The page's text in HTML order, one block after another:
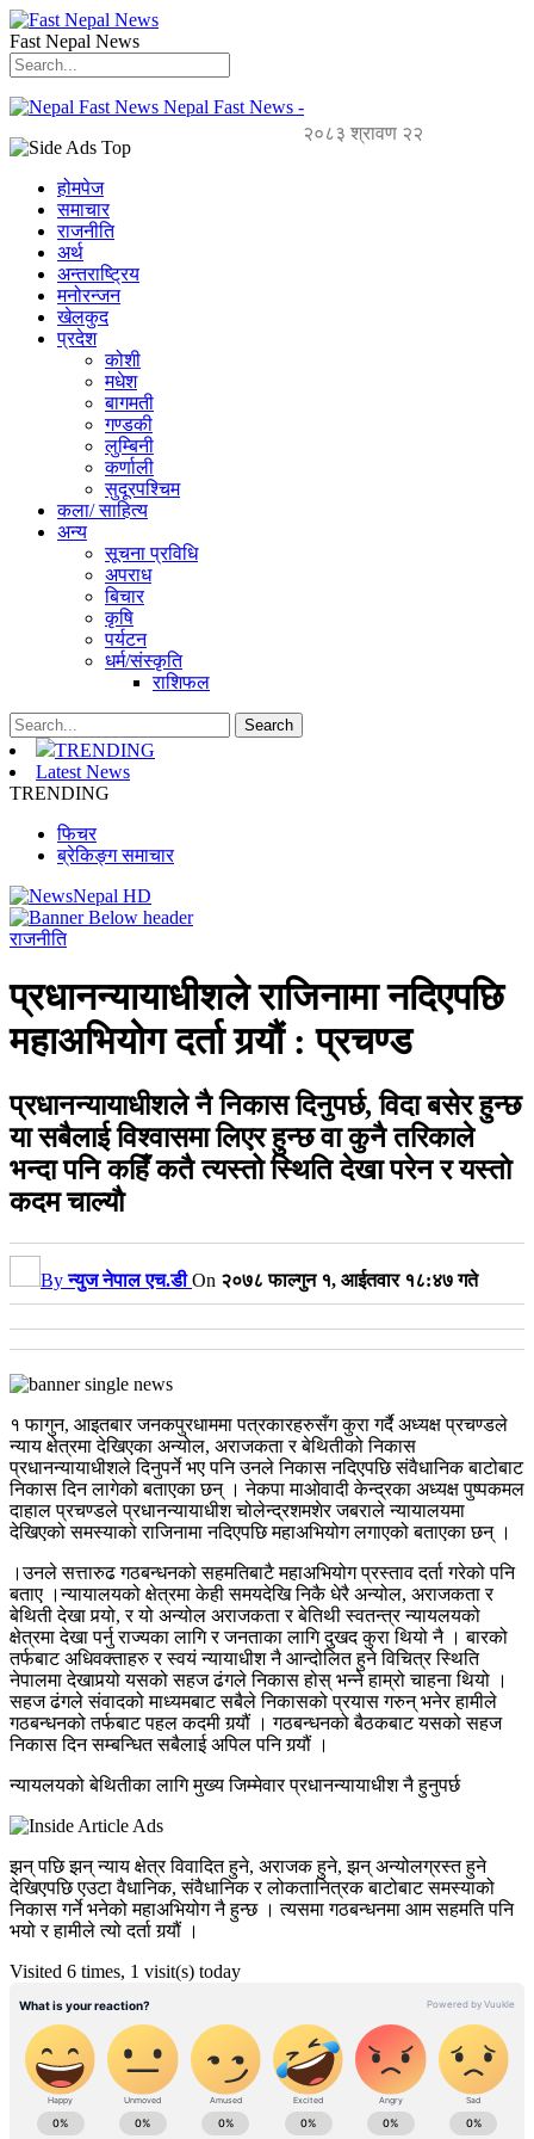
Fast Nepal News
Nepal Fast News -
२०८३ श्रावण २२
होमपेज
समाचार
राजनीति
अर्थ
अन्तराष्ट्रिय
मनोरन्जन
खेलकुद
प्रदेश
कोशी
मधेश
बागमती
गण्डकी
लुम्बिनी
कर्णाली
सुदूरपश्चिम
कला/ साहित्य
अन्य
सूचना प्रविधि
अपराध
बिचार
कृषि
पर्यटन
धर्म/संस्कृति
राशिफल
TRENDING
Latest News
TRENDING
फिचर
ब्रेकिङ्ग समाचार
राजनीति
प्रधानन्यायाधीशले राजिनामा नदिएपछि
महाअभियोग दर्ता गर्‍यौं : प्रचण्ड
प्रधानन्यायाधीशले नै निकास दिनुपर्छ, विदा बसेर हुन्छ
या सबैलाई विश्वासमा लिएर हुन्छ वा कुनै तरिकाले
भन्दा पनि कहिँ कतै त्यस्तो स्थिति देखा परेन र यस्ताे
कदम चाल्याै
Byन्युज नेपाल एच.डी On २०७८ फाल्गुन १, आईतवार १८:४७ गते
१ फागुन, आइतबार जनकपुरधाममा पत्रकारहरुसँग कुरा गर्दै अध्यक्ष प्रचण्डले
न्याय क्षेत्रमा देखिएका अन्योल, अराजकता र बेथितीको निकास
प्रधानन्यायाधीशले दिनुपर्ने भए पनि उनले निकास नदिएपछि संवैधानिक बाटोबाट
निकास दिन लागेको बताएका छन् । नेकपा माओवादी केन्द्रका अध्यक्ष पुष्पकमल
दाहाल प्रचण्डले प्रधानन्यायाधीश चोलेन्द्रशमशेर जबराले न्यायालयमा
देखिएको समस्याको राजिनामा नदिएपछि महाअभियोग लगाएको बताएका छन् ।
।उनले सत्तारुढ गठबन्धनको सहमतिबाटै महाअभियोग प्रस्ताव दर्ता गरेको पनि
बताए ।न्यायालयको क्षेत्रमा केही समयदेखि निकै धेरै अन्योल, अराजकता र
बेथिती देखा पर्‍यो, र यो अन्योल अराजकता र बेतिथी स्वतन्त्र न्यायलयको
क्षेत्रमा देखा पर्नु राज्यका लागि र जनताका लागि दुखद कुरा थियो नै । बारको
तर्फबाट अधिवक्ताहरु र स्वयं न्यायाधीश नै आन्दोलित हुने विचित्र स्थिति
नेपालमा देखापर्‍यो यसको सहज ढंगले निकास होस् भन्ने हाम्रो चाहना थियो ।
सहज ढंगले संवादको माध्यमबाट सबैले निकासको प्रयास गरुन् भनेर हामीले
गठबन्धनको तर्फबाट पहल कदमी गर्‍यौं । गठबन्धनको बैठकबाट यसको सहज
निकास दिन सम्बन्धित सबैलाई अपिल पनि गर्‍यौं ।
न्यायलयको बेथितीका लागि मुख्य जिम्मेवार प्रधानन्यायाधीश नै हुनुपर्छ
झन् पछि झन् न्याय क्षेत्र विवादित हुने, अराजक हुने, झन् अन्योलग्रस्त हुने
देखिएपछि एउटा वैधानिक, संवैधानिक र लोकतानित्रक बाटोबाट समस्याको
निकास गर्ने भनेको महाअभियोग नै हुन्छ । त्यसमा गठबन्धनमा आम सहमति पनि
भयो र हामीले त्यो दर्ता गर्‍यौं ।
Visited 6 times, 1 visit(s) today